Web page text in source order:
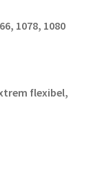
1078, 1080
flexibel,